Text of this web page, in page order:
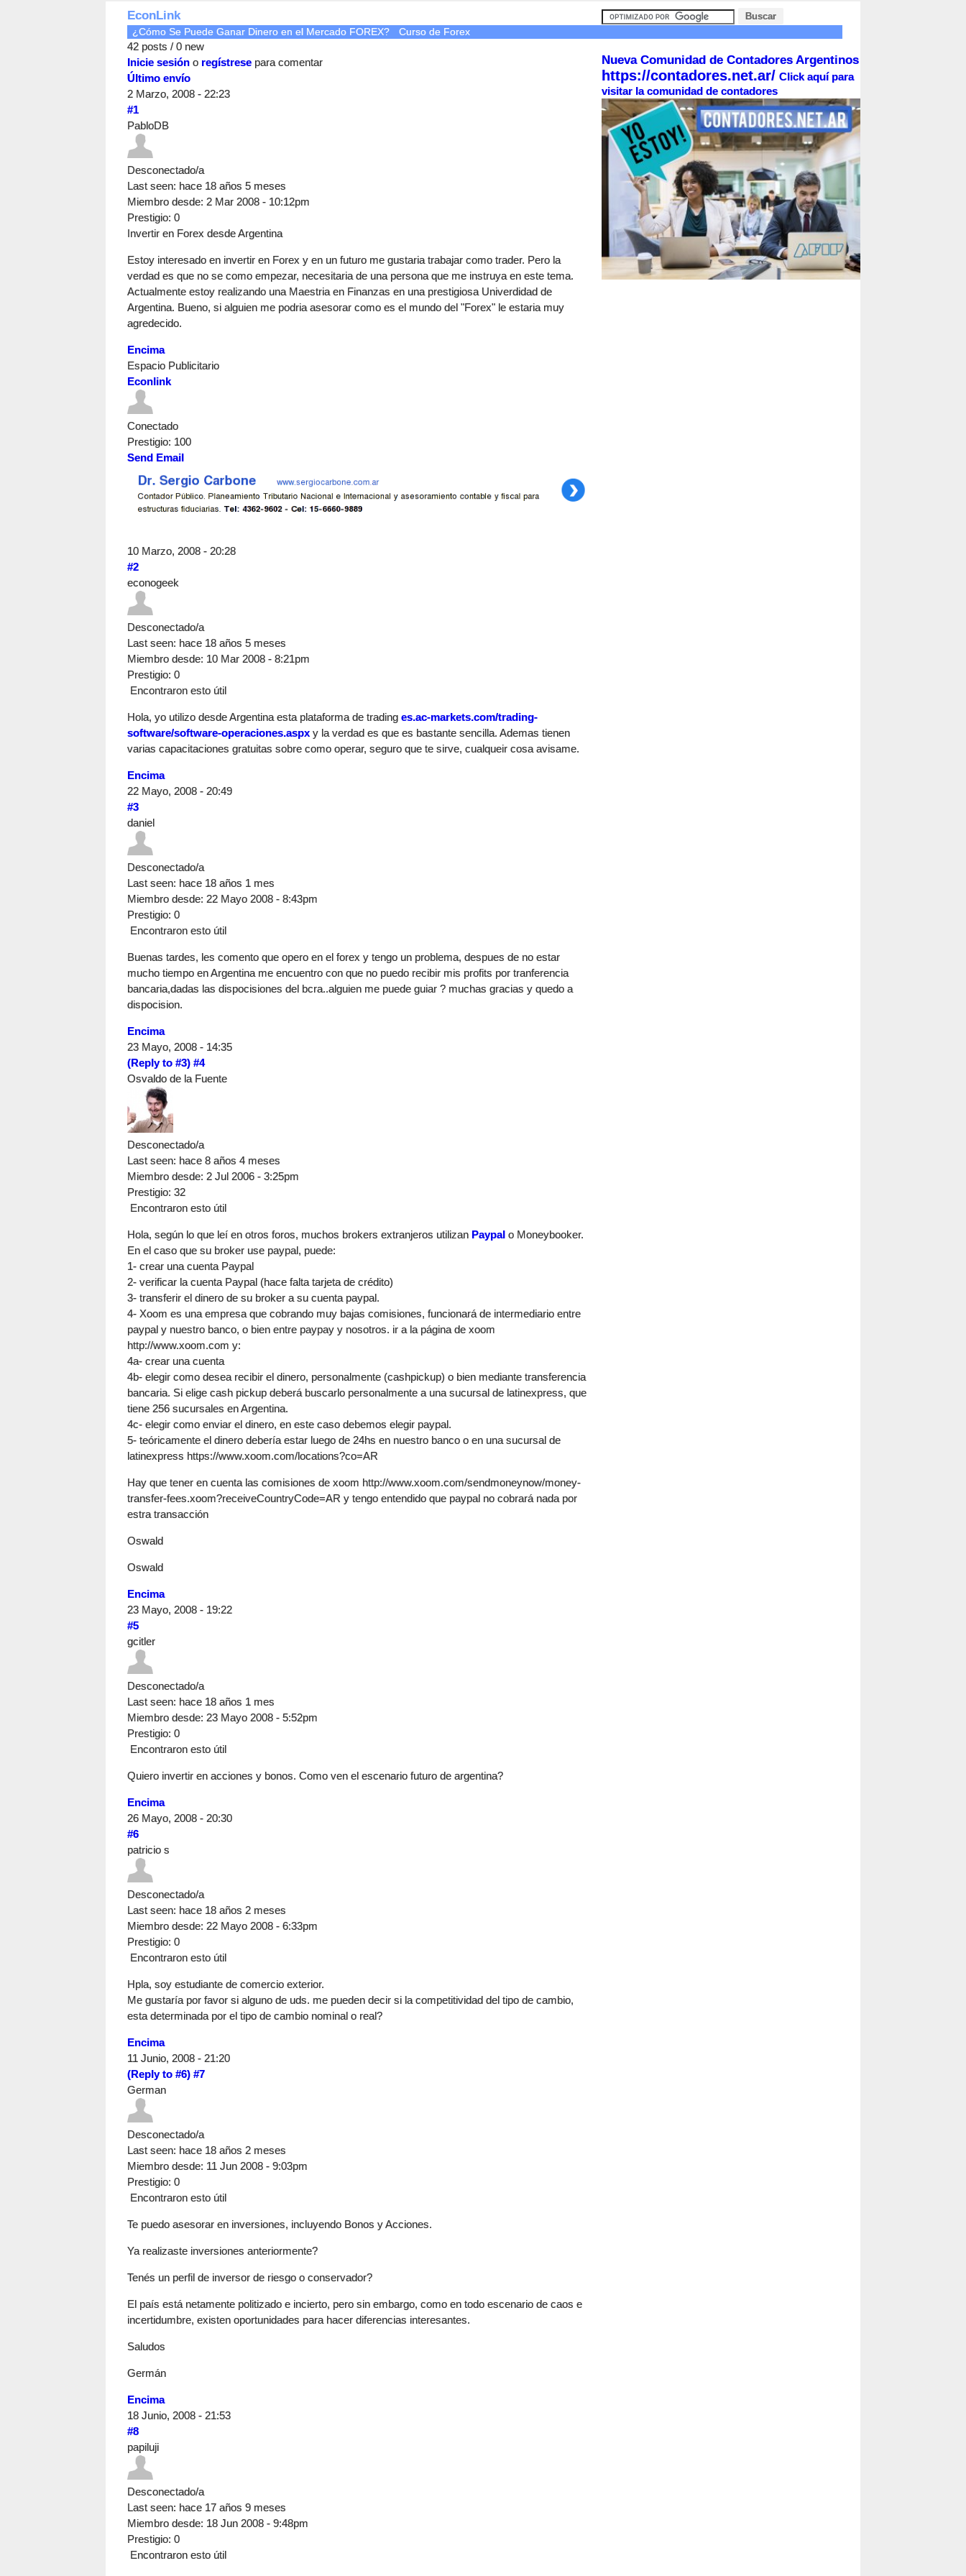
EconLink
¿Cómo Se Puede Ganar Dinero en el Mercado FOREX? Curso de Forex
42 posts / 0 new
Inicie sesión o regístrese para comentar
Último envío
2 Marzo, 2008 - 22:23
#1
PabloDB
Desconectado/a
Last seen: hace 18 años 5 meses
Miembro desde: 2 Mar 2008 - 10:12pm
Prestigio: 0
Invertir en Forex desde Argentina
Estoy interesado en invertir en Forex y en un futuro me gustaria trabajar como trader. Pero la
verdad es que no se como empezar, necesitaria de una persona que me instruya en este tema.
Actualmente estoy realizando una Maestria en Finanzas en una prestigiosa Univerdidad de
Argentina. Bueno, si alguien me podria asesorar como es el mundo del "Forex" le estaria muy
agredecido.
Encima
Espacio Publicitario
Econlink
Conectado
Prestigio: 100
Send Email
10 Marzo, 2008 - 20:28
#2
econogeek
Desconectado/a
Last seen: hace 18 años 5 meses
Miembro desde: 10 Mar 2008 - 8:21pm
Prestigio: 0
Encontraron esto útil
Hola, yo utilizo desde Argentina esta plataforma de trading es.ac-markets.com/trading-
software/software-operaciones.aspx y la verdad es que es bastante sencilla. Ademas tienen
varias capacitaciones gratuitas sobre como operar, seguro que te sirve, cualqueir cosa avisame.
Encima
22 Mayo, 2008 - 20:49
#3
daniel
Desconectado/a
Last seen: hace 18 años 1 mes
Miembro desde: 22 Mayo 2008 - 8:43pm
Prestigio: 0
Encontraron esto útil
Buenas tardes, les comento que opero en el forex y tengo un problema, despues de no estar
mucho tiempo en Argentina me encuentro con que no puedo recibir mis profits por tranferencia
bancaria,dadas las dispocisiones del bcra..alguien me puede guiar ? muchas gracias y quedo a
dispocision.
Encima
23 Mayo, 2008 - 14:35
(Reply to #3) #4
Osvaldo de la Fuente
Desconectado/a
Last seen: hace 8 años 4 meses
Miembro desde: 2 Jul 2006 - 3:25pm
Prestigio: 32
Encontraron esto útil
Hola, según lo que leí en otros foros, muchos brokers extranjeros utilizan Paypal o Moneybooker.
En el caso que su broker use paypal, puede:
1- crear una cuenta Paypal
2- verificar la cuenta Paypal (hace falta tarjeta de crédito)
3- transferir el dinero de su broker a su cuenta paypal.
4- Xoom es una empresa que cobrando muy bajas comisiones, funcionará de intermediario entre
paypal y nuestro banco, o bien entre paypay y nosotros. ir a la página de xoom
http://www.xoom.com y:
4a- crear una cuenta
4b- elegir como desea recibir el dinero, personalmente (cashpickup) o bien mediante transferencia
bancaria. Si elige cash pickup deberá buscarlo personalmente a una sucursal de latinexpress, que
tiene 256 sucursales en Argentina.
4c- elegir como enviar el dinero, en este caso debemos elegir paypal.
5- teóricamente el dinero debería estar luego de 24hs en nuestro banco o en una sucursal de
latinexpress https://www.xoom.com/locations?co=AR
Hay que tener en cuenta las comisiones de xoom http://www.xoom.com/sendmoneynow/money-
transfer-fees.xoom?receiveCountryCode=AR y tengo entendido que paypal no cobrará nada por
estra transacción
Oswald
Oswald
Encima
23 Mayo, 2008 - 19:22
#5
gcitler
Desconectado/a
Last seen: hace 18 años 1 mes
Miembro desde: 23 Mayo 2008 - 5:52pm
Prestigio: 0
Encontraron esto útil
Quiero invertir en acciones y bonos. Como ven el escenario futuro de argentina?
Encima
26 Mayo, 2008 - 20:30
#6
patricio s
Desconectado/a
Last seen: hace 18 años 2 meses
Miembro desde: 22 Mayo 2008 - 6:33pm
Prestigio: 0
Encontraron esto útil
Hpla, soy estudiante de comercio exterior.
Me gustaría por favor si alguno de uds. me pueden decir si la competitividad del tipo de cambio,
esta determinada por el tipo de cambio nominal o real?
Encima
11 Junio, 2008 - 21:20
(Reply to #6) #7
German
Desconectado/a
Last seen: hace 18 años 2 meses
Miembro desde: 11 Jun 2008 - 9:03pm
Prestigio: 0
Encontraron esto útil
Te puedo asesorar en inversiones, incluyendo Bonos y Acciones.
Ya realizaste inversiones anteriormente?
Tenés un perfil de inversor de riesgo o conservador?
El país está netamente politizado e incierto, pero sin embargo, como en todo escenario de caos e
incertidumbre, existen oportunidades para hacer diferencias interesantes.
Saludos
Germán
Encima
18 Junio, 2008 - 21:53
#8
papiluji
Desconectado/a
Last seen: hace 17 años 9 meses
Miembro desde: 18 Jun 2008 - 9:48pm
Prestigio: 0
Encontraron esto útil
Nueva Comunidad de Contadores Argentinos
https://contadores.net.ar/ Click aquí para
visitar la comunidad de contadores